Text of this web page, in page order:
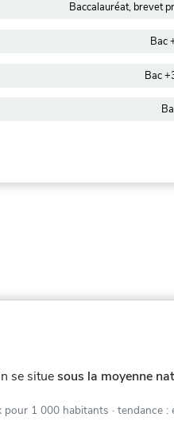
Baccalauréat, brevet
Bac
Bac
se situesous la moyenne
pour 1 000 habitants · tendance